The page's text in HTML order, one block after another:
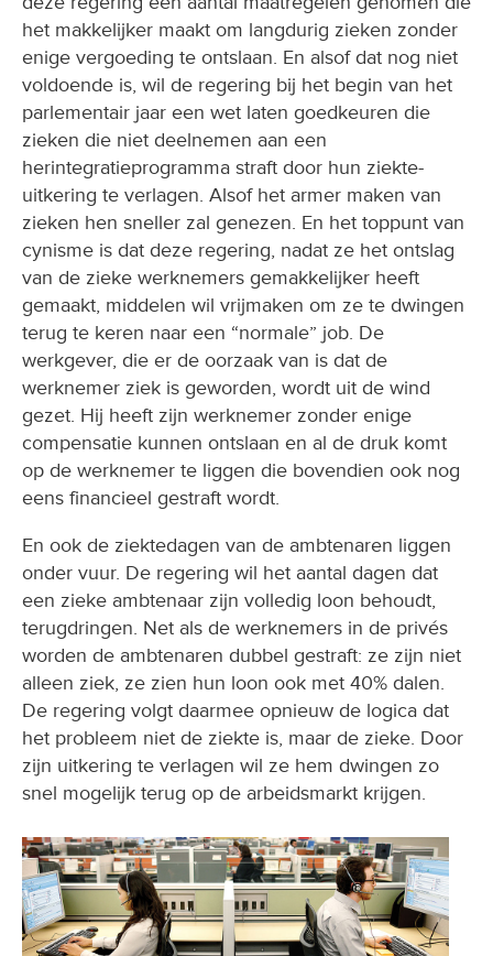
het makkelijker maakt om langdurig zieken zonder
enige vergoeding te ontslaan. En alsof dat nog niet
voldoende is, wil de regering bij het begin van het
parlementair jaar een wet laten goedkeuren die
zieken die niet deelnemen aan een
herintegratieprogramma straft door hun ziekte-
uitkering te verlagen. Alsof het armer maken van
zieken hen sneller zal genezen. En het toppunt van
cynisme is dat deze regering, nadat ze het ontslag
van de zieke werknemers gemakkelijker heeft
gemaakt, middelen wil vrijmaken om ze te dwingen
terug te keren naar een “normale” job. De
werkgever, die er de oorzaak van is dat de
werknemer ziek is geworden, wordt uit de wind
gezet. Hij heeft zijn werknemer zonder enige
compensatie kunnen ontslaan en al de druk komt
op de werknemer te liggen die bovendien ook nog
eens financieel gestraft wordt.
En ook de ziektedagen van de ambtenaren liggen
onder vuur. De regering wil het aantal dagen dat
een zieke ambtenaar zijn volledig loon behoudt,
terugdringen. Net als de werknemers in de privés
worden de ambtenaren dubbel gestraft: ze zijn niet
alleen ziek, ze zien hun loon ook met 40% dalen.
De regering volgt daarmee opnieuw de logica dat
het probleem niet de ziekte is, maar de zieke. Door
zijn uitkering te verlagen wil ze hem dwingen zo
snel mogelijk terug op de arbeidsmarkt krijgen.